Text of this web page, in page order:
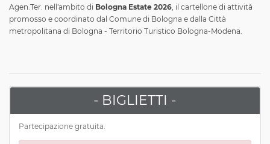
Agen.Ter. nell'ambito di Bologna Estate 2026, il cartellone di attività
promosso e coordinato dal Comune di Bologna e dalla Città
metropolitana di Bologna - Territorio Turistico Bologna-Modena.
- BIGLIETTI -
Partecipazione gratuita.